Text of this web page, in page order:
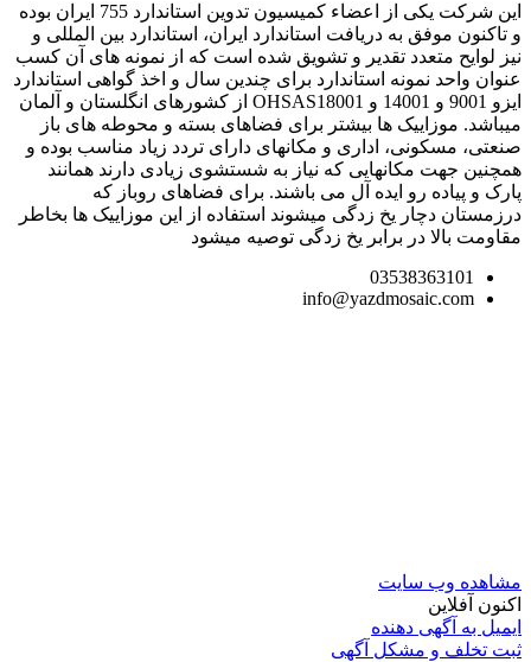
این شرکت یکی از اعضاء کمیسیون تدوین استاندارد 755 ایران بوده
و تاکنون موفق به دریافت استاندارد ایران، استاندارد بین المللی و
نیز لوایح متعدد تقدیر و تشویق شده است که از نمونه های آن کسب
عنوان واحد نمونه استاندارد برای چندین سال و اخذ گواهی استاندارد
ایزو 9001 و 14001 و OHSAS18001 از کشورهای انگلستان و آلمان
میباشد. موزاییک ها بیشتر برای فضاهای بسته و محوطه های باز
صنعتی، مسکونی، اداری و مکانهای دارای تردد زیاد مناسب بوده و
همچنین جهت مکانهایی که نیاز به شستشوی زیادی دارند همانند
پارک و پیاده رو ایده آل می باشند. برای فضاهای روباز که
درزمستان دچار یخ زدگی میشوند استفاده از این موزاییک ها بخاطر
مقاومت بالا در برابر یخ زدگی توصیه میشود
03538363101
info@yazdmosaic.com
مشاهده وب سایت
اکنون آفلاین
ایمیل به آگهی دهنده
ثبت تخلف و مشکل آگهی